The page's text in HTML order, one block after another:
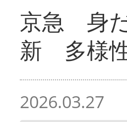
京急 身
新 多様
2026.03.27